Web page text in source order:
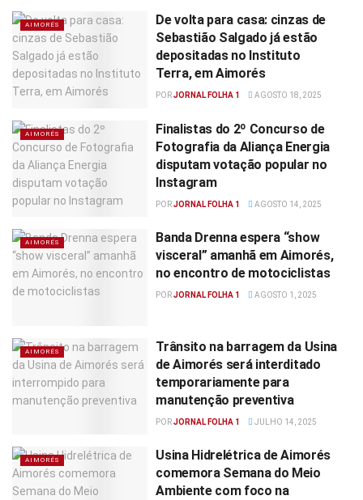
AIMORÉS
De volta para casa: cinzas de
Sebastião Salgado já estão
depositadas no Instituto
Terra, em Aimorés
PORJORNAL FOLHA 1 AGOSTO 18, 2025
AIMORÉS
Finalistas do 2º Concurso de
Fotografia da Aliança Energia
disputam votação popular no
Instagram
PORJORNAL FOLHA 1 AGOSTO 14, 2025
AIMORÉS
Banda Drenna espera “show
visceral” amanhã em Aimorés,
no encontro de motociclistas
PORJORNAL FOLHA 1 AGOSTO 1, 2025
AIMORÉS
Trânsito na barragem da Usina
de Aimorés será interditado
temporariamente para
manutenção preventiva
PORJORNAL FOLHA 1 JULHO 14, 2025
AIMORÉS
Usina Hidrelétrica de Aimorés
comemora Semana do Meio
Ambiente com foco na